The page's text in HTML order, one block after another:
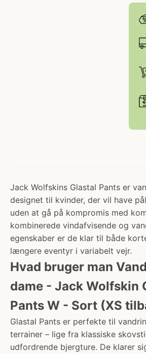
Jack Wolfskins Glastal Pants er
designet til kvinder, der vil have
uden at gå på kompromis med
kombinerede vindafvisende og
egenskaber er de klar til både
længere eventyr i variabelt vejr.
Hvad bruger man
dame - Jack Wolfskin
Pants W - Sort (XS
Glastal Pants er perfekte til
terrainer – lige fra klassiske
udfordrende bjergture. De klarer